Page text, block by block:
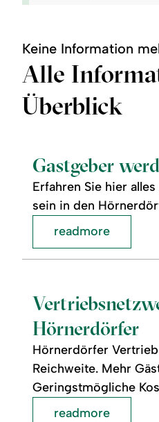
Keine Information
Alle
Überblick
Gastgeber
Erfahren Sie hier
sein in den
Gastgeber
werden
readmore
Hörnerdörfer
Hörnerdörfer
Reichweite. Mehr
Geringstmögliche
readmore:
Hörnerdörfer
readmore